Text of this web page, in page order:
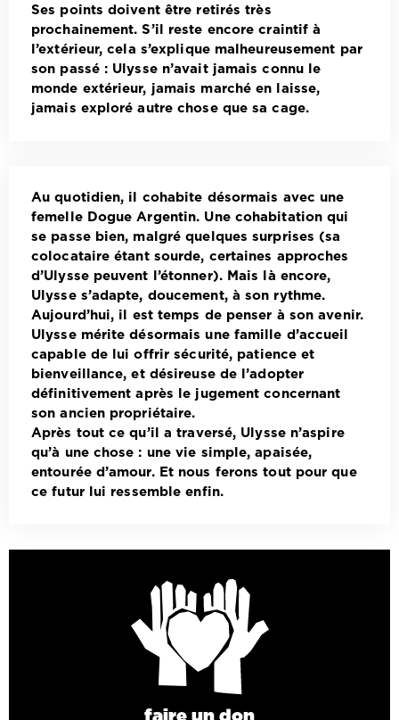
Ses points doivent être retirés très
prochainement. S’il reste encore craintif à
l’extérieur, cela s’explique malheureusement par
son passé : Ulysse n’avait jamais connu le
monde extérieur, jamais marché en laisse,
jamais exploré autre chose que sa cage.
Au quotidien, il cohabite désormais avec une
femelle Dogue Argentin. Une cohabitation qui
se passe bien, malgré quelques surprises (sa
colocataire étant sourde, certaines approches
d’Ulysse peuvent l’étonner). Mais là encore,
Ulysse s’adapte, doucement, à son rythme.
Aujourd’hui, il est temps de penser à son avenir.
Ulysse mérite désormais une famille d’accueil
capable de lui offrir sécurité, patience et
bienveillance, et désireuse de l’adopter
définitivement après le jugement concernant
son ancien propriétaire.
Après tout ce qu’il a traversé, Ulysse n’aspire
qu’à une chose : une vie simple, apaisée,
entourée d’amour. Et nous ferons tout pour que
ce futur lui ressemble enfin.